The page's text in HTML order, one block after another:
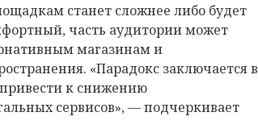
станет сложнее либо будет
часть аудитории может
магазинам и
«Парадокс заключается в
к снижению
сервисов», — подчеркивает